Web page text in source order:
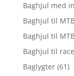
Baghjul med
Baghjul til
Baghjul til
Baghjul til
Baglygter (61)